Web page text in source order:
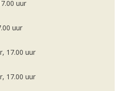
uur
uur
17.00 uur
17.00 uur